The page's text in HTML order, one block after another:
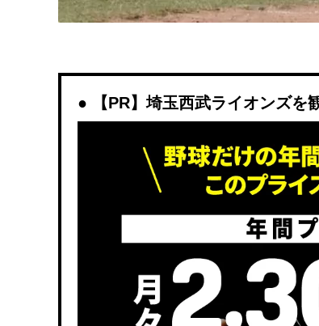
【PR】埼玉西武ライオンズを